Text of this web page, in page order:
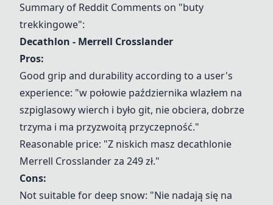
Summary of Reddit Comments on "buty
trekkingowe":
Decathlon - Merrell Crosslander
Pros:
Good grip and durability according to a user's
experience: "w połowie października wlazłem na
szpiglasowy wierch i było git, nie obciera, dobrze
trzyma i ma przyzwoitą przyczepność."
Reasonable price: "Z niskich masz decathlonie
Merrell Crosslander za 249 zł."
Cons:
Not suitable for deep snow: "Nie nadają się na